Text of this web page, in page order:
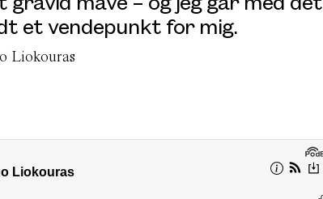
et vendepunkt for mig.
Liokouras